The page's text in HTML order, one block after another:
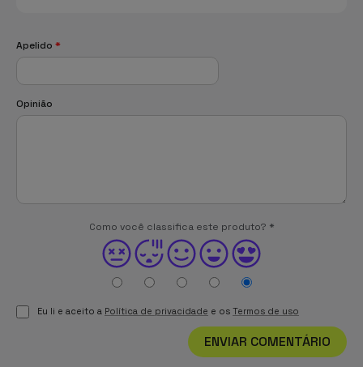
Apelido *
Opinião
Como você classifica este produto? *
Eu li e aceito a Política de privacidade e os Termos de uso
ENVIAR COMENTÁRIO